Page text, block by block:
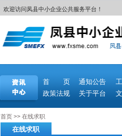
欢迎访问凤县中小企业公共服务平台！
首 页 通知公告
政策法规
关于平台
首页>> 在线求职
在线求职